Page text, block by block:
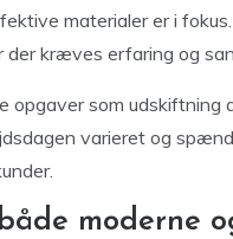
materialer er i
kræves erfaring og
som udskiftning
varieret og
moderne